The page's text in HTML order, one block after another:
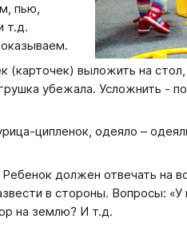
пью,
т.д.
(карточек) выложить на
убежала. Усложнить -
ципленок, одеяло –
должен отвечать на
в стороны. Вопросы:
на землю? И т.д.